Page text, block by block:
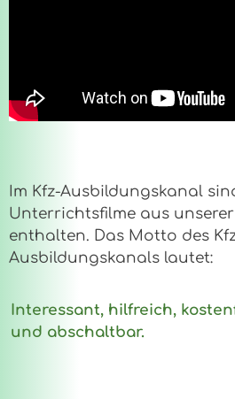
Im Kfz-Ausbildungskanal
Unterrichtsfilme aus
enthalten. Das Motto des
Ausbildungskanals lautet:
Interessant, hilfreich,
und abschaltbar.